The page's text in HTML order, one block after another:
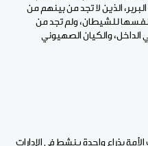
الذين لا تجد من بينهم من
نفسها للشيطان، ولم تجد من
والكيان الصهيوني
بذراع واحدة ينشط في الإدارات